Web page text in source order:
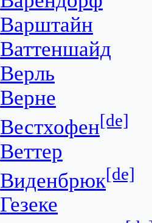
Варштайн
Ваттеншайд
Верль
Верне
Вестхофен[de]
Веттер
Виденбрюк[de]
Гезеке